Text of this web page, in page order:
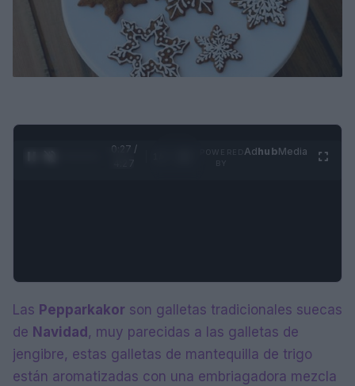
0:28 /
AdhubMedia
Las Pepparkakor son galletas tradicionales suecas
de Navidad, muy parecidas a las galletas de
jengibre, estas galletas de mantequilla de trigo
están aromatizadas con una embriagadora mezcla